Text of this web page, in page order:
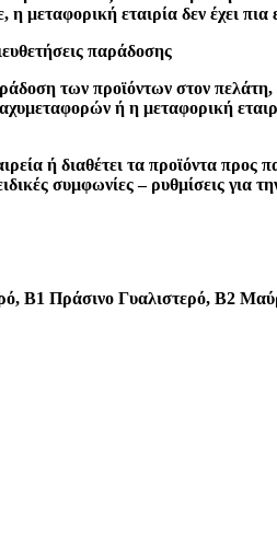
μεταφορική εταιρία δεν έχει
παράδοσης
των προϊόντων στον
ή η μεταφορική
ή διαθέτει τα προϊόντα
συμφωνίες – ρυθμίσεις για
B1 Πράσινο Γυαλιστερό, B2